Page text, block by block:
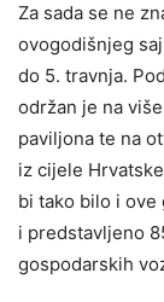
Za sada se ne
ovogodišnjeg
do 5. travnja.
održan je na
paviljona te na
iz cijele
bi tako bilo i ove
i predstavljeno
gospodarskih